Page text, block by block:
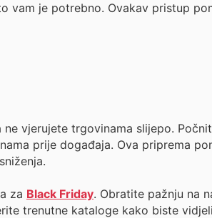
vam je potrebno. Ovakav pristup
ne vjerujete trgovinama slijepo.
prije događaja. Ova priprema
za Black Friday. Obratite pažnju na
trenutne kataloge kako biste